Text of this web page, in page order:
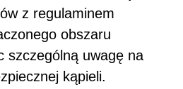
z regulaminem
obszaru
szczególną uwagę na
kąpieli.